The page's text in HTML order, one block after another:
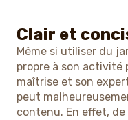
Clair et
Même si utiliser du
propre à son activité
maîtrise et son
peut
contenu. En effet,